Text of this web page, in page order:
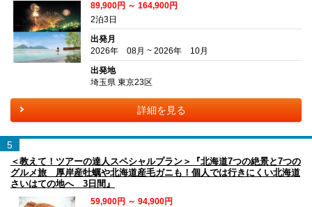
89,900円 ～ 164,900円
2泊3日
出発月
2026年 08月 ~ 2026年 10月
出発地
埼玉県 東京23区
詳細を見る
5
＜教えて！ツアーの達人スペシャルプラン＞『北海道7つの絶景と7つの
グルメ旅 厚岸産牡蠣や北海道産毛ガニも！個人では行きにくい北海道
さいはての地へ 3日間』
59,900円 ～ 94,900円